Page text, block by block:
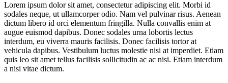
Lorem ipsum dolor sit amet, consectetur adipiscing elit. Morbi id
sodales neque, ut ullamcorper odio. Nam vel pulvinar risus. Aenean
dictum libero id orci elementum fringilla. Nulla convallis enim at
augue euismod dapibus. Donec sodales urna lobortis lectus
interdum, eu viverra mauris facilisis. Donec facilisis tortor at
vehicula dapibus. Vestibulum luctus molestie nisi at imperdiet. Etiam
quis leo sit amet tellus facilisis sollicitudin ac ac nisi. Etiam interdum
a nisi vitae dictum.